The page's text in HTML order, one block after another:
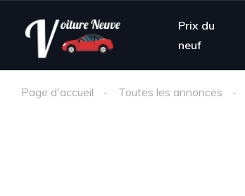
Prix du
neuf
Page d'accueil Toutes les annonces